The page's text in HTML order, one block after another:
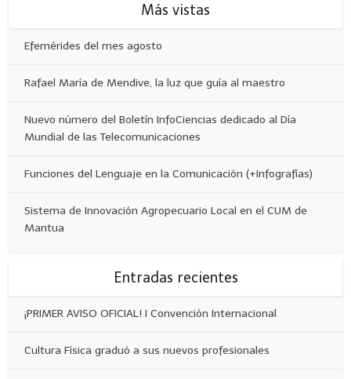
Más vistas
Efemérides del mes agosto
Rafael María de Mendive, la luz que guía al maestro
Nuevo número del Boletín InfoCiencias dedicado al Día
Mundial de las Telecomunicaciones
Funciones del Lenguaje en la Comunicación (+Infografías)
Sistema de Innovación Agropecuario Local en el CUM de
Mantua
Entradas recientes
¡PRIMER AVISO OFICIAL! I Convención Internacional
Cultura Física graduó a sus nuevos profesionales